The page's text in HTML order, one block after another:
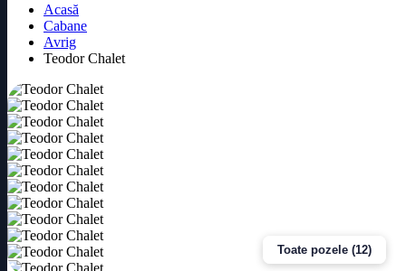
Acasă
Cabane
Avrig
Teodor Chalet
Toate pozele (12)